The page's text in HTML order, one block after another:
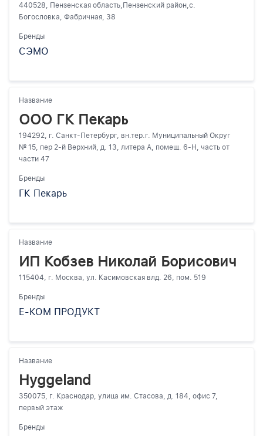
440528, Пензенская область,Пензенский район​,с.
Богословка, Фабричная, 38
Бренды
СЭМО
Название
ООО ГК Пекарь
194292, г. Санкт-Петербург, вн.тер.г. Муниципальный Округ
№ 15, пер 2-й Верхний, д. 13, литера А, помещ. 6-Н, часть от
части 47
Бренды
ГК Пекарь
Название
ИП Кобзев Николай Борисович
115404, г. Москва, ул. Касимовская влд. 26, пом. 519
Бренды
Е-КОМ ПРОДУКТ
Название
Hyggeland
350075, г. Краснодар, улица им. Стасова, д. 184, офис 7,
первый этаж
Бренды